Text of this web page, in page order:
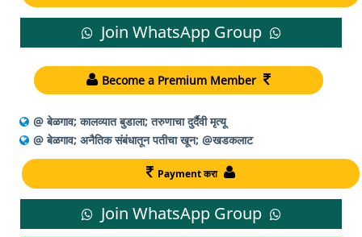
Join WhatsApp Group
Become a Premium Member
@ बेळगाव; कालव्यात बुडाला; तरुणाचा दुर्दैवी मृत्यू
@ बेळगाव; अनैतिक संबंधातून पतीचा खून; @खडकलाट
Payment करा
Join WhatsApp Group